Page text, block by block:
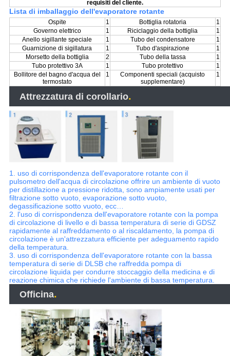
requisiti del cliente.
Lista di imballaggio dell'evaporatore rotante
Ospite 1 Bottiglia rotatoria
1
Governo elettrico
1 Riciclaggio della bottiglia
1
Anello sigillante speciale
1 Tubo del condensatore
1
Guarnizione di sigillatura
1 Tubo d'aspirazione
1
Morsetto della bottiglia
2 Tubo della tassa
1
Tubo protettivo 3A
1 Tubo protettivo
1
Bollitore del bagno d'acqua del
termostato
1
Componenti speciali (acquisto
supplementare)
1
Attrezzatura di corollario.
1. uso di corrispondenza dell'evaporatore rotante con il
pulsometro dell'acqua di circolazione offrire un ambiente di vuoto
per distillazione a pressione ridotta, sono ampiamente usati per
filtrazione sotto vuoto, evaporazione sotto vuoto,
degassificazione sotto vuoto, ecc…
2. l'uso di corrispondenza dell'evaporatore rotante con la pompa
di circolazione di livello e di bassa temperatura di serie di GDSZ
rapidamente al raffreddamento o al riscaldamento, la pompa di
circolazione è un'attrezzatura efficiente per adeguamento rapido
della temperatura.
3. uso di corrispondenza dell'evaporatore rotante con la bassa
temperatura di serie di DLSB che raffredda pompa di
circolazione liquida per condurre stoccaggio della medicina e di
reazione chimica che richiede l'ambiente di bassa temperatura.
Officina.